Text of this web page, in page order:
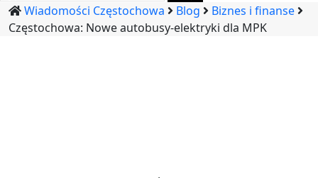
Wiadomości Częstochowa Blog
Biznes i finanse
Częstochowa: Nowe autobusy-elektryki dla MPK